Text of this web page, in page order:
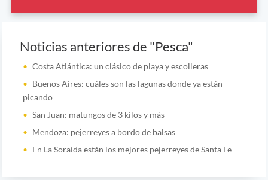
Noticias anteriores de "Pesca"
Costa Atlántica: un clásico de playa y escolleras
Buenos Aires: cuáles son las lagunas donde ya están
picando
San Juan: matungos de 3 kilos y más
Mendoza: pejerreyes a bordo de balsas
En La Soraida están los mejores pejerreyes de Santa Fe